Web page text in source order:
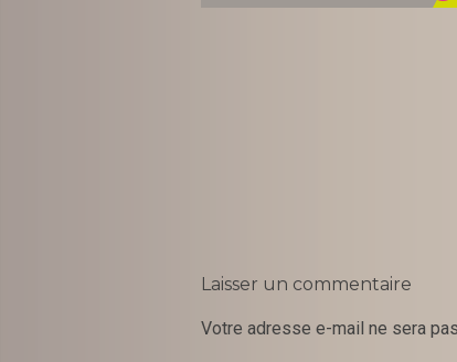
Laisser un commentaire
Votre adresse e-mail ne sera